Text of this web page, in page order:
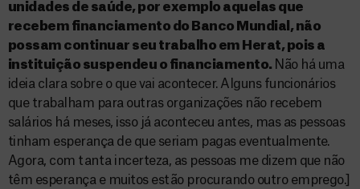
unidades de saúde, por exemplo aquelas que
recebem financiamento do Banco Mundial, não
possam continuar seu trabalho em Herat, pois a
instituição suspendeu o financiamento. Não há uma
ideia clara sobre o que vai acontecer. Alguns funcionários
que trabalham para outras organizações não recebem
salários há meses, isso já aconteceu antes, mas as pessoas
tinham esperança de que seriam pagas eventualmente.
Agora, com tanta incerteza, as pessoas me dizem que não
têm esperança e muitos estão procurando outro emprego.]